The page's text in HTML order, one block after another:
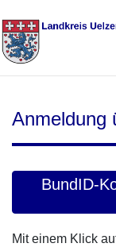
Anmeldung
BundID-
Mit einem Klick